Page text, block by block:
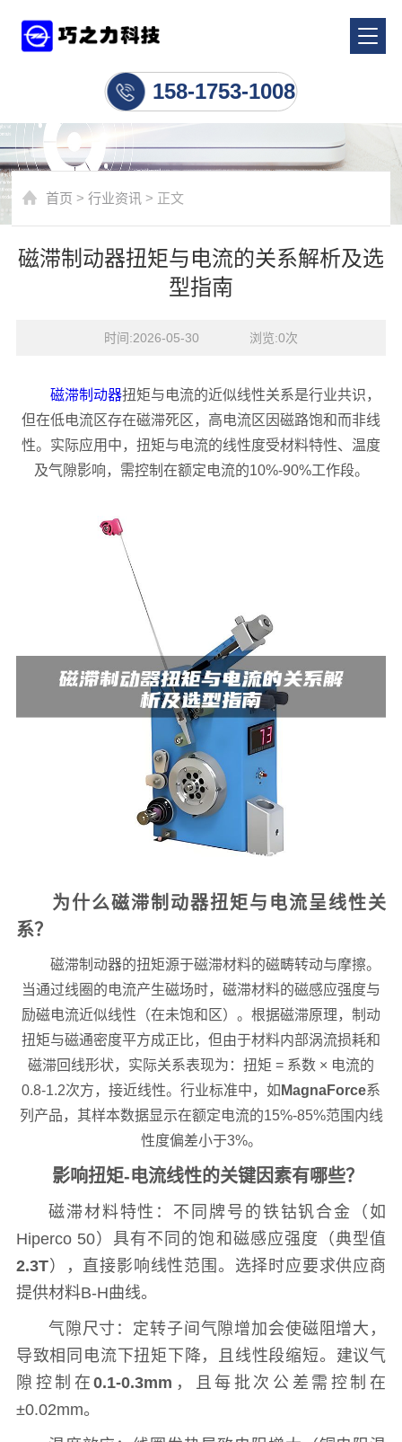
158-1753-1008
首页 >行业资讯 > 正文
磁滞制动器扭矩与电流的关系解析及选
型指南
时间:2026-05-30    浏览:0次
磁滞制动器扭矩与电流的近似线性关系是行业共识，
但在低电流区存在磁滞死区，高电流区因磁路饱和而非线
性。实际应用中，扭矩与电流的线性度受材料特性、温度
及气隙影响，需控制在额定电流的10%-90%工作段。
为什么磁滞制动器扭矩与电流呈线性关
系？
磁滞制动器的扭矩源于磁滞材料的磁畴转动与摩擦。
当通过线圈的电流产生磁场时，磁滞材料的磁感应强度与
励磁电流近似线性（在未饱和区）。根据磁滞原理，制动
扭矩与磁通密度平方成正比，但由于材料内部涡流损耗和
磁滞回线形状，实际关系表现为：扭矩 = 系数 × 电流的
0.8-1.2次方，接近线性。行业标准中，如 MagnaForce系
列产品，其样本数据显示在额定电流的15%-85%范围内线
性度偏差小于3%。
影响扭矩-电流线性的关键因素有哪些？
磁滞材料特性：不同牌号的铁钴钒合金（如
Hiperco 50）具有不同的饱和磁感应强度（典型值
2.3T），直接影响线性范围。选择时应要求供应商
提供材料B-H曲线。
气隙尺寸：定转子间气隙增加会使磁阻增大，
导致相同电流下扭矩下降，且线性段缩短。建议气
隙控制在0.1-0.3mm ，且每批次公差需控制在
±0.02mm。